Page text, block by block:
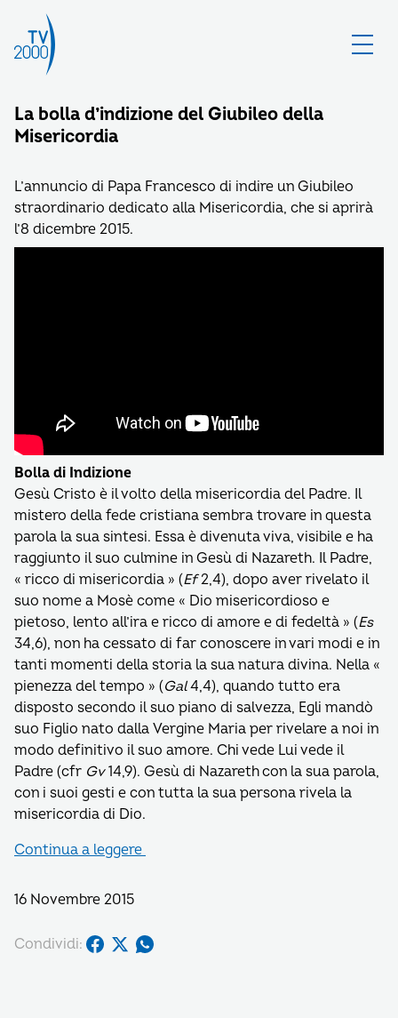
La bolla d’indizione del Giubileo della
Misericordia
L’annuncio di Papa Francesco di indire un Giubileo
straordinario dedicato alla Misericordia, che si aprirà
l’8 dicembre 2015.
Bolla di Indizione
Gesù Cristo è il volto della misericordia del Padre. Il
mistero della fede cristiana sembra trovare in questa
parola la sua sintesi. Essa è divenuta viva, visibile e ha
raggiunto il suo culmine in Gesù di Nazareth. Il Padre,
« ricco di misericordia » (Ef2,4), dopo aver rivelato il
suo nome a Mosè come « Dio misericordioso e
pietoso, lento all’ira e ricco di amore e di fedeltà » (Es
34,6), non ha cessato di far conoscere in vari modi e in
tanti momenti della storia la sua natura divina. Nella «
pienezza del tempo » (Gal4,4), quando tutto era
disposto secondo il suo piano di salvezza, Egli mandò
suo Figlio nato dalla Vergine Maria per rivelare a noi in
modo definitivo il suo amore. Chi vede Lui vede il
Padre (cfr Gv14,9). Gesù di Nazareth con la sua parola,
con i suoi gesti e con tutta la sua persona rivela la
misericordia di Dio.
Continua a leggere
16 Novembre 2015
Condividi: